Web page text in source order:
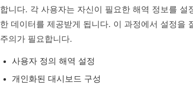
합니다. 각 사용자는 자신이 필요한 해역 정보를
한 데이터를 제공받게 됩니다. 이 과정에서 설정을
주의가 필요합니다.
사용자 정의 해역 설정
개인화된 대시보드 구성